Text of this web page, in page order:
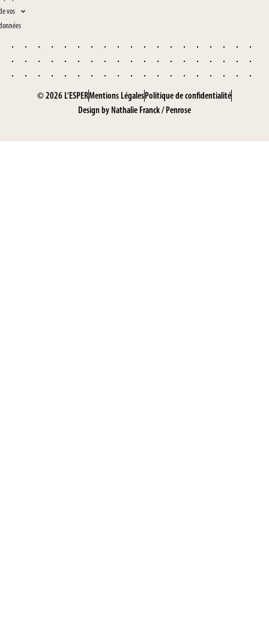
vos
© 2026 L’ESPERMentions LégalesPolitique de confidentialité
Design by Nathalie Franck/Penrose